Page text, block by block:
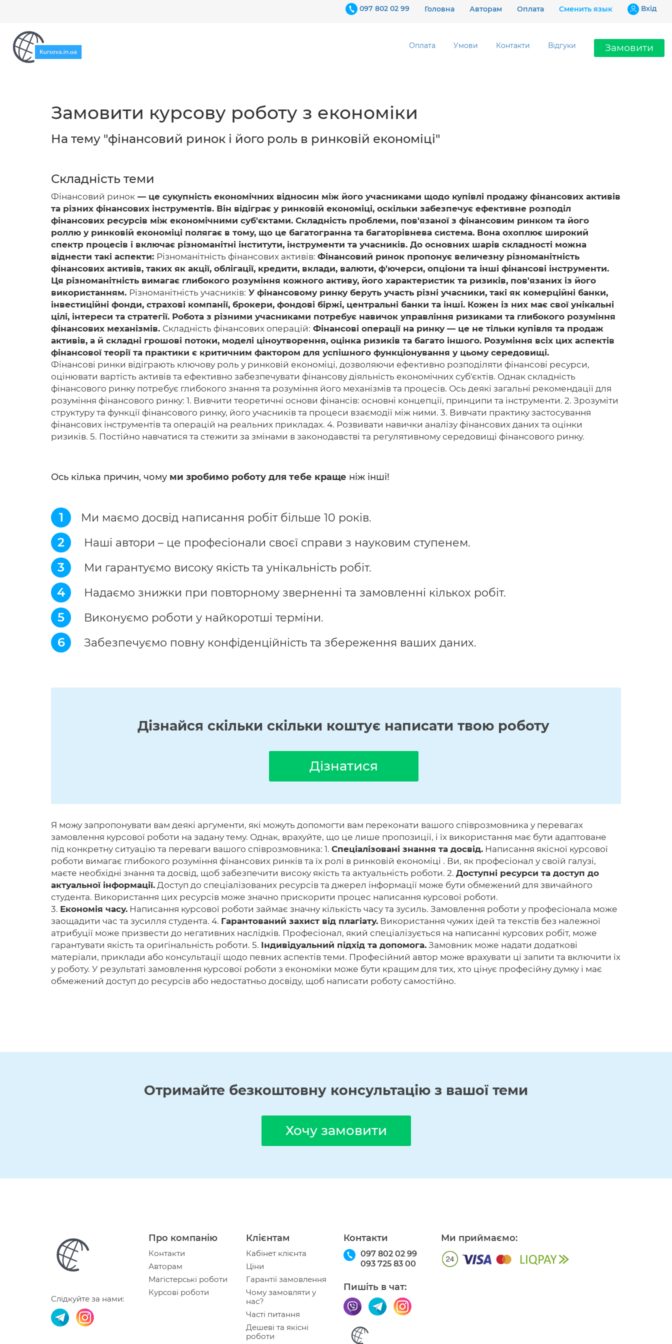
097 802 02 99 Головна Авторам Оплата Сменить язык Вхiд
Оплата Умови Контакти Відгуки Замовити
Замовити курсову роботу з економіки
На тему "фінансовий ринок і його роль в ринковій економіці"
Складність теми
Фінансовий ринок — це сукупність економічних відносин між його учасниками щодо купівлі продажу фінансових активів
та різних фінансових інструментів. Він відіграє у ринковій економіці, оскільки забезпечує ефективне розподіл
фінансових ресурсів між економічними суб'єктами. Складність проблеми, пов'язаної з фінансовим ринком та його
роллю у ринковій економіці полягає в тому, що це багатогранна та багаторівнева система. Вона охоплює широкий
спектр процесів і включає різноманітні інститути, інструменти та учасників. До основних шарів складності можна
віднести такі аспекти: Різноманітність фінансових активів: Фінансовий ринок пропонує величезну різноманітність
фінансових активів, таких як акції, облігації, кредити, вклади, валюти, ф'ючерси, опціони та інші фінансові інструменти.
Ця різноманітність вимагає глибокого розуміння кожного активу, його характеристик та ризиків, пов'язаних із його
використанням. Різноманітність учасників: У фінансовому ринку беруть участь різні учасники, такі як комерційні банки,
інвестиційні фонди, страхові компанії, брокери, фондові біржі, центральні банки та інші. Кожен із них має свої унікальні
цілі, інтереси та стратегії. Робота з різними учасниками потребує навичок управління ризиками та глибокого розуміння
фінансових механізмів. Складність фінансових операцій: Фінансові операції на ринку — це не тільки купівля та продаж
активів, а й складні грошові потоки, моделі ціноутворення, оцінка ризиків та багато іншого. Розуміння всіх цих аспектів
фінансової теорії та практики є критичним фактором для успішного функціонування у цьому середовищі.
Фінансові ринки відіграють ключову роль у ринковій економіці, дозволяючи ефективно розподіляти фінансові ресурси,
оцінювати вартість активів та ефективно забезпечувати фінансову діяльність економічних суб'єктів. Однак складність
фінансового ринку потребує глибокого знання та розуміння його механізмів та процесів. Ось деякі загальні рекомендації для
розуміння фінансового ринку: 1. Вивчити теоретичні основи фінансів: основні концепції, принципи та інструменти. 2. Зрозуміти
структуру та функції фінансового ринку, його учасників та процеси взаємодії між ними. 3. Вивчати практику застосування
фінансових інструментів та операцій на реальних прикладах. 4. Розвивати навички аналізу фінансових даних та оцінки
ризиків. 5. Постійно навчатися та стежити за змінами в законодавстві та регулятивному середовищі фінансового ринку.
Ось кілька причин, чому ми зробимо роботу для тебе краще ніж інші!
1 Ми маємо досвід написання робіт більше 10 років.
2 Наші автори – це професіонали своєї справи з науковим ступенем.
3 Ми гарантуємо високу якість та унікальність робіт.
4 Надаємо знижки при повторному зверненні та замовленні кількох робіт.
5 Виконуємо роботи у найкоротші терміни.
6 Забезпечуємо повну конфіденційність та збереження ваших даних.
Дізнайся скільки скільки коштує написати твою роботу
Дізнатися
Я можу запропонувати вам деякі аргументи, які можуть допомогти вам переконати вашого співрозмовника у перевагах
замовлення курсової роботи на задану тему. Однак, врахуйте, що це лише пропозиції, і їх використання має бути адаптоване
під конкретну ситуацію та переваги вашого співрозмовника: 1. Спеціалізовані знання та досвід. Написання якісної курсової
роботи вимагає глибокого розуміння фінансових ринків та їх ролі в ринковій економіці . Ви, як професіонал у своїй галузі,
маєте необхідні знання та досвід, щоб забезпечити високу якість та актуальність роботи. 2. Доступні ресурси та доступ до
актуальної інформації. Доступ до спеціалізованих ресурсів та джерел інформації може бути обмежений для звичайного
студента. Використання цих ресурсів може значно прискорити процес написання курсової роботи.
3. Економія часу. Написання курсової роботи займає значну кількість часу та зусиль. Замовлення роботи у професіонала може
заощадити час та зусилля студента. 4. Гарантований захист від плагіату. Використання чужих ідей та текстів без належної
атрибуції може призвести до негативних наслідків. Професіонал, який спеціалізується на написанні курсових робіт, може
гарантувати якість та оригінальність роботи. 5. Індивідуальний підхід та допомога. Замовник може надати додаткові
матеріали, приклади або консультації щодо певних аспектів теми. Професійний автор може врахувати ці запити та включити їх
у роботу. У результаті замовлення курсової роботи з економіки може бути кращим для тих, хто цінує професійну думку і має
обмежений доступ до ресурсів або недостатньо досвіду, щоб написати роботу самостійно.
Отримайте безкоштовну консультацію з вашої теми
Хочу замовити
Слідкуйте за нами:
Про компанію
Контакти
Авторам
Магістерські роботи
Курсові роботи
Клієнтам
Кабінет клієнта
Ціни
Гарантії замовлення
Чому замовляти у
нас?
Часті питання
Дешеві та якісні
роботи
Контакти
097 802 02 99
093 725 83 00
Пишіть в чат:
Ми приймаємо:
097 802 02 99
Головна
Авторам
Умови
Вхiд